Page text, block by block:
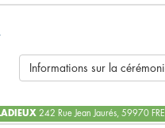
Informations sur la
242 Rue Jean Jaurés, 59970